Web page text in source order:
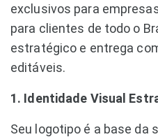
exclusivos para
para clientes de todo o
estratégico e entrega
editáveis.
1. Identidade Visual
Seu logotipo é a base da